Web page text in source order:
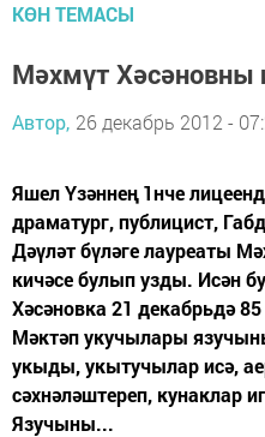
КӨН ТЕМАСЫ
Мәхмүт Хәсәновны
Автор, 26 декабрь 2012 -
Яшел Үзәннең 1нче
драматург, публицист,
Дәүләт бүләге лауреаты
кичәсе булып узды. Исән
Хәсәновка 21 декабрьдә
Мәктәп укучылары
укыды, укытучылар исә,
сәхнәләштереп, кунаклар
Язучыны...